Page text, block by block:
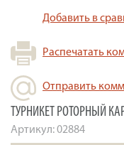
Добавить в
Распечатать
Отправить
ТУРНИКЕТ РОТОРНЫЙ
Артикул:02884